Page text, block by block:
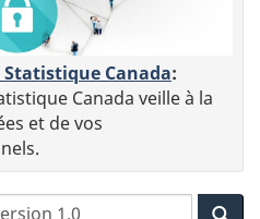
Canada:
Canada veille à la
et de vos